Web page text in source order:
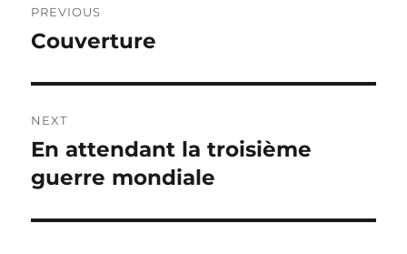
navigation
PREVIOUS
Previous
Couverture
NEXT
Next
post:
En attendant la troisième
guerre mondiale